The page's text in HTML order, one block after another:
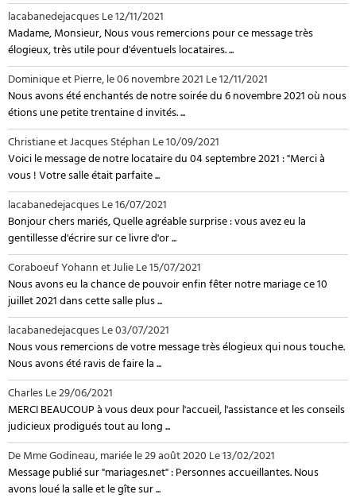
lacabanedejacquesLe 12/11/2021
Madame, Monsieur, Nous vous remercions pour ce message très
élogieux, très utile pour d'éventuels locataires. ...
Dominique et Pierre, le 06 novembre 2021Le 12/11/2021
Nous avons été enchantés de notre soirée du 6 novembre 2021 où nous
étions une petite trentaine d invités. ...
Christiane et Jacques StéphanLe 10/09/2021
Voici le message de notre locataire du 04 septembre 2021 : "Merci à
vous ! Votre salle était parfaite ...
lacabanedejacquesLe 16/07/2021
Bonjour chers mariés, Quelle agréable surprise : vous avez eu la
gentillesse d'écrire sur ce livre d'or ...
Coraboeuf Yohann et JulieLe 15/07/2021
Nous avons eu la chance de pouvoir enfin fêter notre mariage ce 10
juillet 2021 dans cette salle plus ...
lacabanedejacquesLe 03/07/2021
Nous vous remercions de votre message très élogieux qui nous touche.
Nous avons été ravis de faire la ...
CharlesLe 29/06/2021
MERCI BEAUCOUP à vous deux pour l'accueil, l'assistance et les conseils
judicieux prodigués tout au long ...
De Mme Godineau, mariée le 29 août 2020Le 13/02/2021
Message publié sur "mariages.net" : Personnes accueillantes. Nous
avons loué la salle et le gîte sur ...